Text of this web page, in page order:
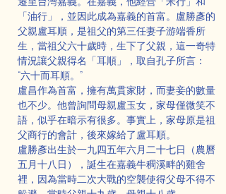
「油行」，並因此成為嘉義的首富。盧勝彥的
父親盧耳順，是祖父的第三任妻子游端香所
生，當祖父六十歲時，生下了父親，這一奇特
情況讓父親得名「耳順」，取自孔子所言：
“六十而耳順。”
盧昌作為首富，擁有萬貫家財，而妻妾的數量
也不少。他曾詢問母親盧玉女，家母僅微笑不
語，似乎在暗示有很多。事實上，家母原是祖
父商行的會計，後來嫁給了盧耳順。
盧勝彥出生於一九四五年六月二十七日（農曆
五月十八日），誕生在嘉義牛稠溪畔的雞舍
裡，因為當時二次大戰的空襲使得父母不得不